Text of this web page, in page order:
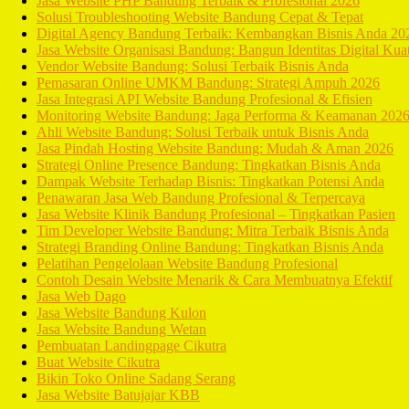
Solusi Troubleshooting Website Bandung Cepat & Tepat
Digital Agency Bandung Terbaik: Kembangkan Bisnis Anda
Jasa Website Organisasi Bandung: Bangun Identitas Digital
Vendor Website Bandung: Solusi Terbaik Bisnis Anda
Pemasaran Online UMKM Bandung: Strategi Ampuh 2026
Jasa Integrasi API Website Bandung Profesional & Efisien
Monitoring Website Bandung: Jaga Performa & Keamanan 2026
Ahli Website Bandung: Solusi Terbaik untuk Bisnis Anda
Jasa Pindah Hosting Website Bandung: Mudah & Aman 2026
Strategi Online Presence Bandung: Tingkatkan Bisnis Anda
Dampak Website Terhadap Bisnis: Tingkatkan Potensi Anda
Penawaran Jasa Web Bandung Profesional & Terpercaya
Jasa Website Klinik Bandung Profesional – Tingkatkan Pasien
Tim Developer Website Bandung: Mitra Terbaik Bisnis Anda
Strategi Branding Online Bandung: Tingkatkan Bisnis Anda
Pelatihan Pengelolaan Website Bandung Profesional
Contoh Desain Website Menarik & Cara Membuatnya Efektif
Jasa Web Dago
Jasa Website Bandung Kulon
Jasa Website Bandung Wetan
Pembuatan Landingpage Cikutra
Buat Website Cikutra
Bikin Toko Online Sadang Serang
Jasa Website Batujajar KBB